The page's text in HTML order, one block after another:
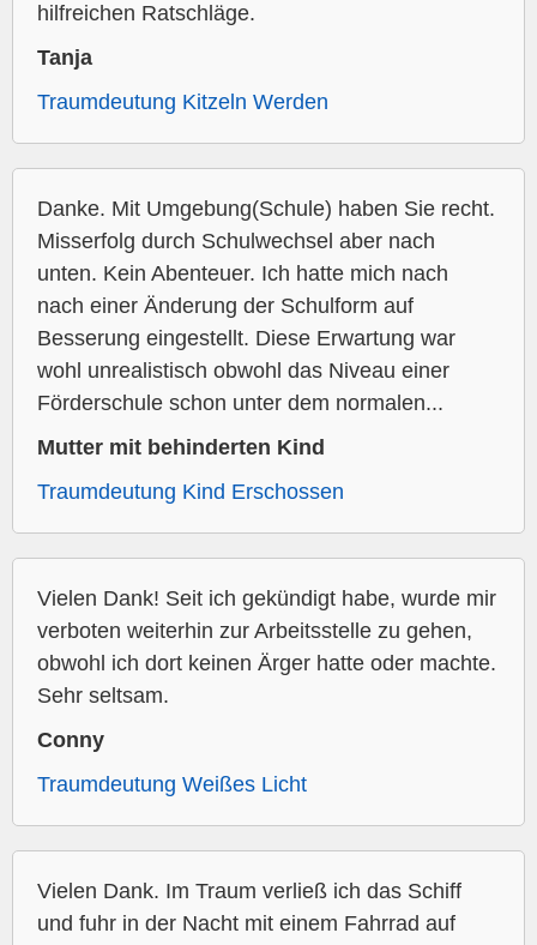
hilfreichen Ratschläge.
Tanja
Traumdeutung Kitzeln Werden
Danke. Mit Umgebung(Schule) haben Sie recht.
Misserfolg durch Schulwechsel aber nach
unten. Kein Abenteuer. Ich hatte mich nach
nach einer Änderung der Schulform auf
Besserung eingestellt. Diese Erwartung war
wohl unrealistisch obwohl das Niveau einer
Förderschule schon unter dem normalen...
Mutter mit behinderten Kind
Traumdeutung Kind Erschossen
Vielen Dank! Seit ich gekündigt habe, wurde mir
verboten weiterhin zur Arbeitsstelle zu gehen,
obwohl ich dort keinen Ärger hatte oder machte.
Sehr seltsam.
Conny
Traumdeutung Weißes Licht
Vielen Dank. Im Traum verließ ich das Schiff
und fuhr in der Nacht mit einem Fahrrad auf